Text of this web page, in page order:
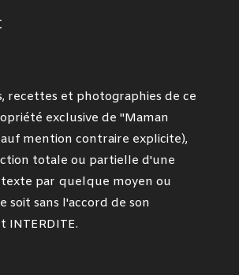
recettes et photographies de ce
exclusive de "Maman
mention contraire explicite),
totale ou partielle d'une
par quelque moyen ou
soit sans l'accord de son
INTERDITE.